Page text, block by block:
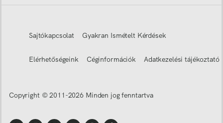
Sajtókapcsolat Gyakran Ismételt Kérdések
Elérhetőségeink Céginformációk Adatkezelési tájékoztató
Copyright © 2011-2026 Minden jog fenntartva